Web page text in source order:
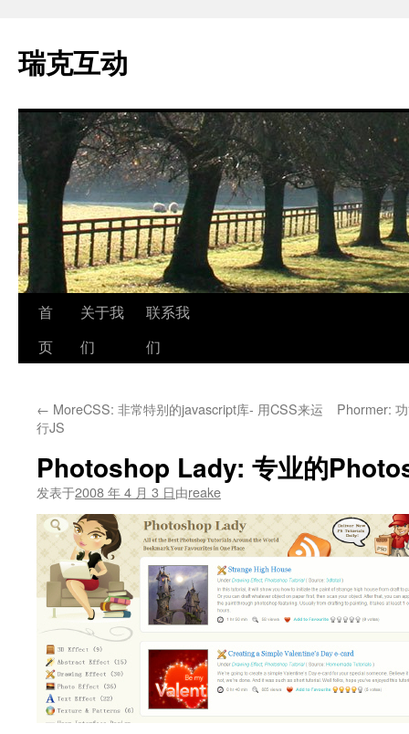
瑞克互动
跳
至
文
首
页
关于我
们
联系我
们
← MoreCSS: 非常特别的javascript库- 用CSS来运
行JS
Phormer:
Photoshop Lady: 专业的
发表于2008 年 4 月 3 日由reake